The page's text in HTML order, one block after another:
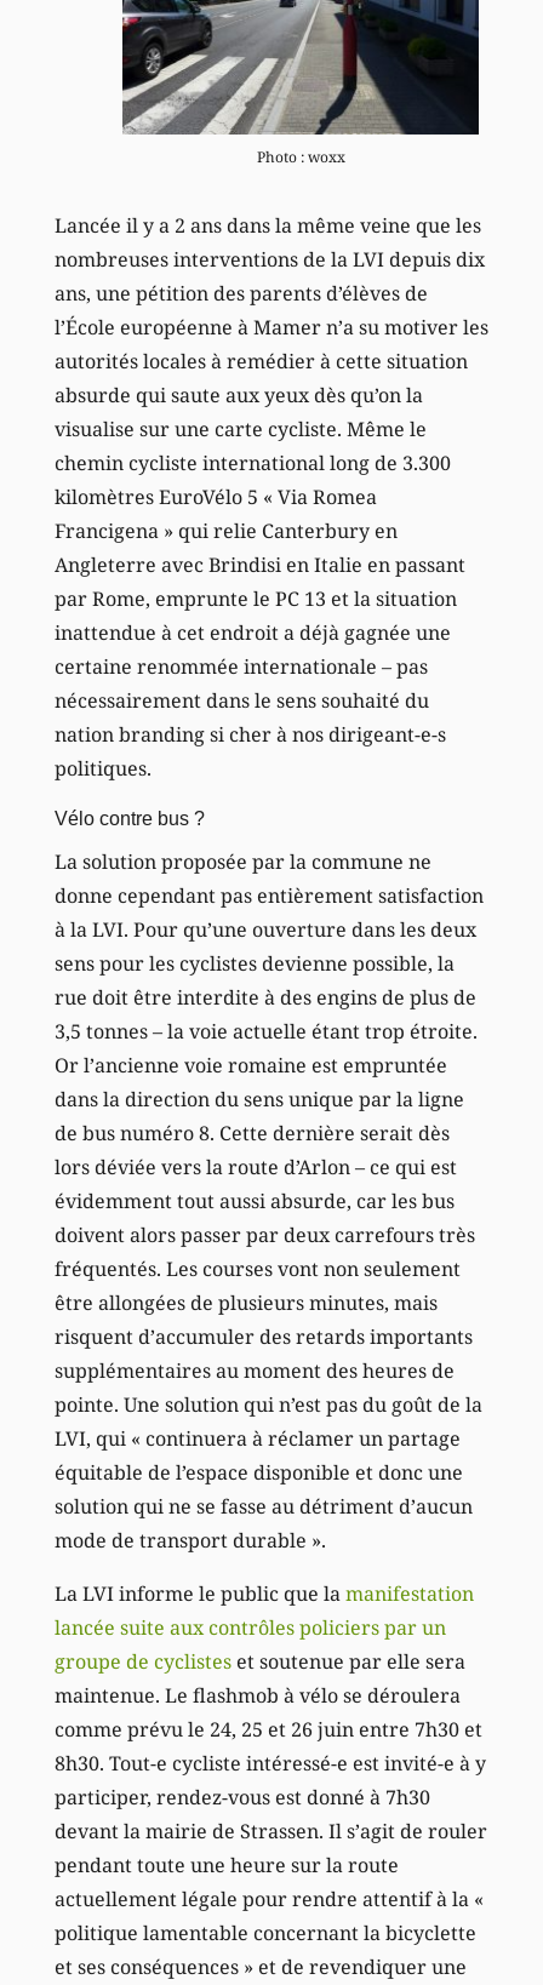
Photo : woxx
Lancée il y a 2 ans dans la même veine que les
nombreuses interventions de la LVI depuis dix
ans, une pétition des parents d’élèves de
l’École européenne à Mamer n’a su motiver les
autorités locales à remédier à cette situation
absurde qui saute aux yeux dès qu’on la
visualise sur une carte cycliste. Même le
chemin cycliste international long de 3.300
kilomètres EuroVélo 5 « Via Romea
Francigena » qui relie Canterbury en
Angleterre avec Brindisi en Italie en passant
par Rome, emprunte le PC 13 et la situation
inattendue à cet endroit a déjà gagnée une
certaine renommée internationale – pas
nécessairement dans le sens souhaité du
nation branding si cher à nos dirigeant-e-s
politiques.
Vélo contre bus ?
La solution proposée par la commune ne
donne cependant pas entièrement satisfaction
à la LVI. Pour qu’une ouverture dans les deux
sens pour les cyclistes devienne possible, la
rue doit être interdite à des engins de plus de
3,5 tonnes – la voie actuelle étant trop étroite.
Or l’ancienne voie romaine est empruntée
dans la direction du sens unique par la ligne
de bus numéro 8. Cette dernière serait dès
lors déviée vers la route d’Arlon – ce qui est
évidemment tout aussi absurde, car les bus
doivent alors passer par deux carrefours très
fréquentés. Les courses vont non seulement
être allongées de plusieurs minutes, mais
risquent d’accumuler des retards importants
supplémentaires au moment des heures de
pointe. Une solution qui n’est pas du goût de la
LVI, qui « continuera à réclamer un partage
équitable de l’espace disponible et donc une
solution qui ne se fasse au détriment d’aucun
mode de transport durable ».
La LVI informe le public que lamanifestation
lancée suite aux contrôles policiers par un
groupe de cyclisteset soutenue par elle sera
maintenue. Le flashmob à vélo se déroulera
comme prévu le 24, 25 et 26 juin entre 7h30 et
8h30. Tout-e cycliste intéressé-e est invité-e à y
participer, rendez-vous est donné à 7h30
devant la mairie de Strassen. Il s’agit de rouler
pendant toute une heure sur la route
actuellement légale pour rendre attentif à la «
politique lamentable concernant la bicyclette
et ses conséquences » et de revendiquer une